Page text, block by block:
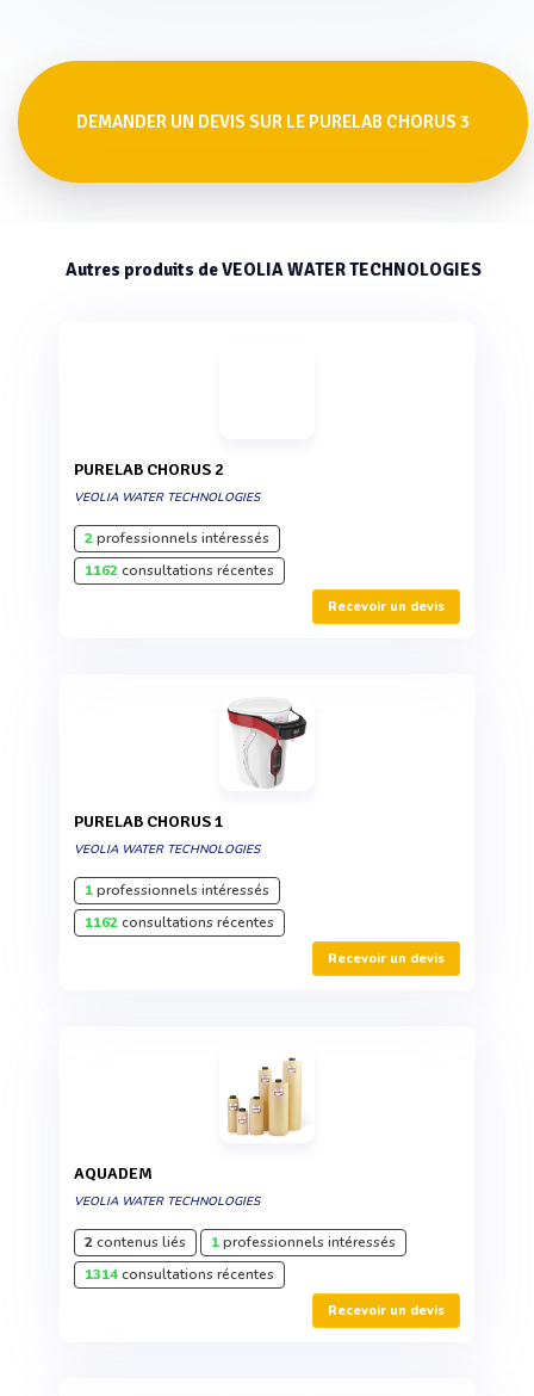
DEMANDER UN DEVIS SUR LE PURELAB CHORUS 3
Autres produits de VEOLIA WATER TECHNOLOGIES
PURELAB CHORUS 2
VEOLIA WATER TECHNOLOGIES
2professionnels intéressés
1162consultations récentes
Recevoir un devis
PURELAB CHORUS 1
VEOLIA WATER TECHNOLOGIES
1professionnels intéressés
1162consultations récentes
Recevoir un devis
AQUADEM
VEOLIA WATER TECHNOLOGIES
2contenus liés 1professionnels intéressés
1314consultations récentes
Recevoir un devis